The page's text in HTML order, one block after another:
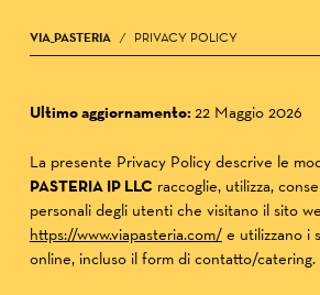
VIA_PASTERIA / PRIVACY POLICY
Ultimo aggiornamento: 22 Maggio 2026
La presente Privacy Policy descrive le
PASTERIA IP LLC raccoglie, utilizza,
personali degli utenti che visitano il sito
https://www.viapasteria.com/e utilizzano i
online, incluso il form di contatto/catering.